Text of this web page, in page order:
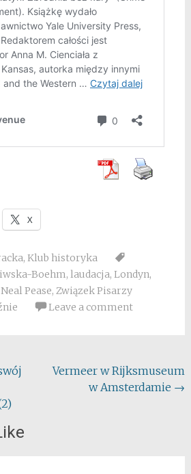
X
, Klub historyka
Boehm, laudacja, Londyn,
Neal Pease, Związek Pisarzy
Leave a comment
Vermeer w Rijksmuseum
w Amsterdamie →